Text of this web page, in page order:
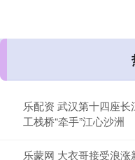
乐配资 武汉第十四座
工栈桥“牵手”江心沙洲
乐蒙网 大衣哥接受浪